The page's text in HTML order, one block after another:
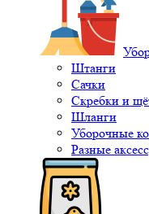
Штанги
Сачки
Скребки и
Шланги
Уборочные
Разные